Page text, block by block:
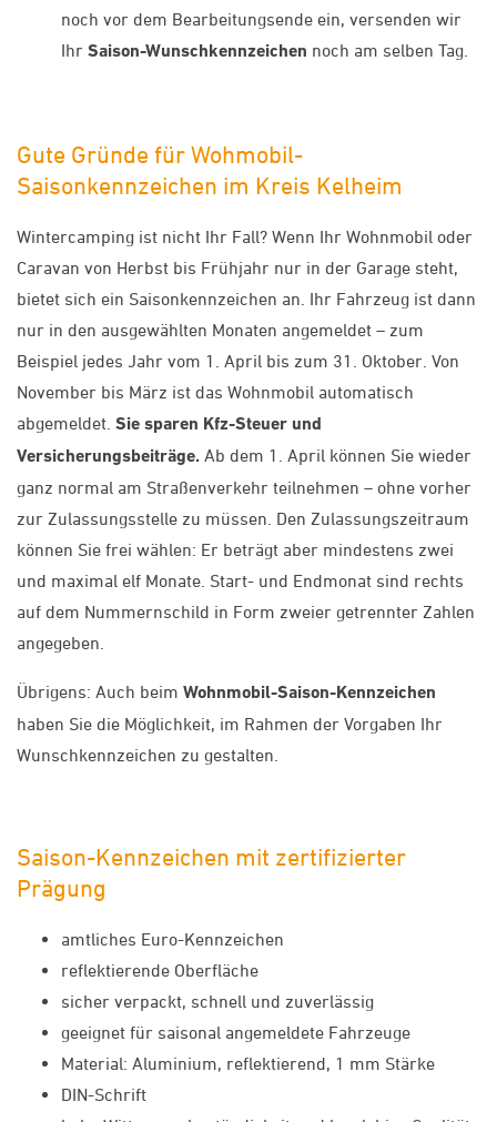
noch vor dem Bearbeitungsende ein, versenden wir
Ihr Saison-Wunschkennzeichen noch am selben Tag.
Gute Gründe für Wohmobil-
Saisonkennzeichen im Kreis Kelheim
Wintercamping ist nicht Ihr Fall? Wenn Ihr Wohnmobil oder
Caravan von Herbst bis Frühjahr nur in der Garage steht,
bietet sich ein Saisonkennzeichen an. Ihr Fahrzeug ist dann
nur in den ausgewählten Monaten angemeldet – zum
Beispiel jedes Jahr vom 1. April bis zum 31. Oktober. Von
November bis März ist das Wohnmobil automatisch
abgemeldet. Sie sparen Kfz-Steuer und
Versicherungsbeiträge. Ab dem 1. April können Sie wieder
ganz normal am Straßenverkehr teilnehmen – ohne vorher
zur Zulassungsstelle zu müssen. Den Zulassungszeitraum
können Sie frei wählen: Er beträgt aber mindestens zwei
und maximal elf Monate. Start- und Endmonat sind rechts
auf dem Nummernschild in Form zweier getrennter Zahlen
angegeben.
Übrigens: Auch beim Wohnmobil-Saison-Kennzeichen
haben Sie die Möglichkeit, im Rahmen der Vorgaben Ihr
Wunschkennzeichen zu gestalten.
Saison-Kennzeichen mit zertifizierter
Prägung
amtliches Euro-Kennzeichen
reflektierende Oberfläche
sicher verpackt, schnell und zuverlässig
geeignet für saisonal angemeldete Fahrzeuge
Material: Aluminium, reflektierend, 1 mm Stärke
DIN-Schrift